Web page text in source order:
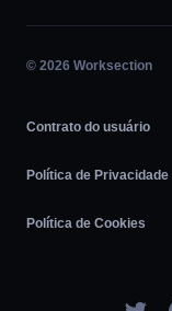
Trabalho por
Ágil
© 2026 Worksection
Contrato do usuário
Política de Privacidade
Política de Cookies